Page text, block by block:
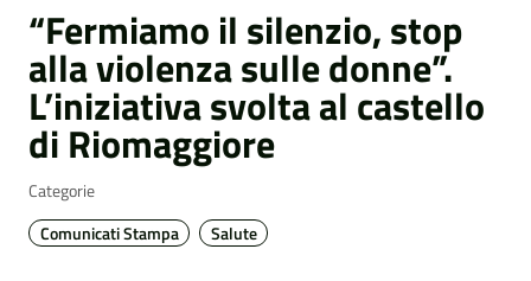
“Fermiamo il silenzio, stop
alla violenza sulle donne”.
L’iniziativa svolta al castello
di Riomaggiore
Categorie
Comunicati Stampa
Salute